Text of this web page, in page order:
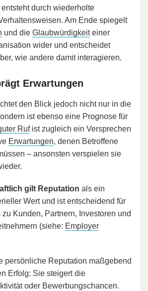
entsteht durch wiederholte
Am Ende spiegelt
und die Glaubwürdigkeiteiner
wider und entscheidet
wie andere damit interagieren.
Erwartungen
den Blick jedoch nicht nur in die
ist ebenso eine Prognose für
Rufist zugleich ein Versprechen
Erwartungen, denen Betroffene
– ansonsten verspielen sie
gilt Reputation als ein
Wert und ist entscheidend für
Kunden, Partnern, Investoren und
(siehe: Employer
persönliche Reputation maßgebend
Erfolg: Sie steigert die
oder Bewerbungschancen.